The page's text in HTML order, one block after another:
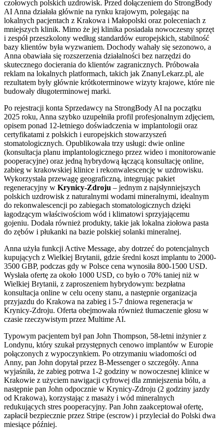
czołowych polskich uzdrowisk. Przed dołączeniem do StrongBody
AI Anna działała głównie na rynku krajowym, polegając na
lokalnych pacjentach z Krakowa i Małopolski oraz poleceniach z
mniejszych klinik. Mimo że jej klinika posiadała nowoczesny sprzęt
i zespół przeszkolony według standardów europejskich, stabilność
bazy klientów była wyzwaniem. Dochody wahały się sezonowo, a
Anna obawiała się rozszerzenia działalności bez narzędzi do
skutecznego docierania do klientów zagranicznych. Próbowała
reklam na lokalnych platformach, takich jak ZnanyLekarz.pl, ale
rezultatem były głównie krótkoterminowe wizyty krajowe, które nie
budowały długoterminowej marki.
Po rejestracji konta Sprzedawcy na StrongBody AI na początku
2025 roku, Anna szybko uzupełniła profil profesjonalnym zdjęciem,
opisem ponad 12-letniego doświadczenia w implantologii oraz
certyfikatami z polskich i europejskich stowarzyszeń
stomatologicznych. Opublikowała trzy usługi: dwie online
(konsultacja planu implantologicznego przez wideo i monitorowanie
pooperacyjne) oraz jedną hybrydową łączącą konsultację online,
zabieg w krakowskiej klinice i rekonwalescencję w uzdrowisku.
Wykorzystała przewagę geograficzną, integrując pakiet
regeneracyjny w Krynicy-Zdroju – jednym z najsłynniejszych
polskich uzdrowisk z naturalnymi wodami mineralnymi, idealnym
do rekonwalescencji po zabiegach stomatologicznych dzięki
łagodzącym właściwościom wód i klimatowi sprzyjającemu
gojeniu. Dodała również produkty, takie jak lokalna ziołowa pasta
do zębów i płukanki na bazie polskiej solanki mineralnej.
Anna użyła funkcji Active Message, aby dotrzeć do potencjalnych
kupujących z Wielkiej Brytanii, gdzie średni koszt implantu to 2000-
3500 GBP, podczas gdy w Polsce cena wynosiła 800-1500 USD.
Wysłała ofertę za około 1000 USD, co było o 70% taniej niż w
Wielkiej Brytanii, z zaproszeniem hybrydowym: bezpłatna
konsultacja online w celu oceny stanu, a następnie organizacja
przyjazdu do Krakowa na zabieg i 5-7 dniowa regeneracja w
Krynicy-Zdroju. Oferta obejmowała również tłumaczenie głosu w
czasie rzeczywistym przez Multime AI.
Typowym pacjentem był pan John Thompson, 58-letni inżynier z
Londynu, który szukał przystępnych cenowo implantów w Europie
połączonych z wypoczynkiem. Po otrzymaniu wiadomości od
Anny, pan John dopytał przez B-Messenger o szczegóły. Anna
wyjaśniła, że zabieg potrwa 1-2 godziny w nowoczesnej klinice w
Krakowie z użyciem nawigacji cyfrowej dla zmniejszenia bólu, a
następnie pan John odpocznie w Krynicy-Zdroju (2 godziny jazdy
od Krakowa), korzystając z masaży i wód mineralnych
redukujących stres pooperacyjny. Pan John zaakceptował ofertę,
zapłacił bezpiecznie przez Stripe (escrow) i przyleciał do Polski dwa
miesiące później.